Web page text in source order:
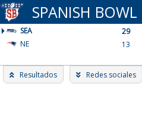
Skip
to
content
SPANISH BOWL
SEA
29
NE
13
Resultados Redes sociales